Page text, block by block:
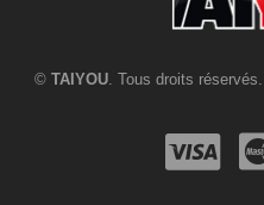
© TAIYOU. Tous droits